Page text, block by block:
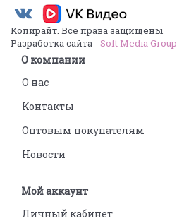
Копирайт. Все права защищены
Разработка сайта - Soft Media Group
О компании
О нас
Контакты
Оптовым покупателям
Новости
Мой аккаунт
Личный кабинет